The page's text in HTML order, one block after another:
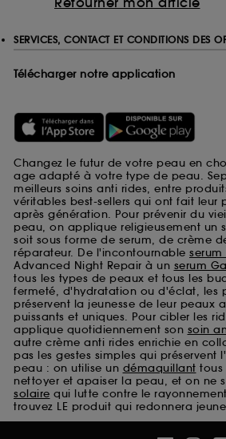
SERVICES, CONTACT ET CONDITIONS DES
Télécharger notre application
Changez le futur de votre peau en
age adapté à votre type de peau.
meilleurs soins anti rides, entre
véritables best-sellers qui ont fait leur
après génération. Pour prévenir du
peau, on applique religieusement un
soit sous forme de serum, de crème
réparateur. De l'incontournable serum
Advanced Night Repair à un serum
tous les types de peaux et tous les
fermeté, d'hydratation ou d'éclat, les
préservent la jeunesse de leur peaux
puissants et uniques. Pour cibler les
applique quotidiennement son soin
autre crème anti rides enrichie en
pas les gestes simples qui préservent
peau : on utilise un démaquillant tous
nettoyer et apaiser la peau, et on ne
solaire qui lutte contre le
trouvez LE produit qui redonnera